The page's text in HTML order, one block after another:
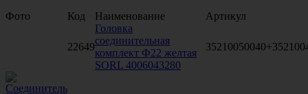
Фото Код Наименование Артикул
22649
Головка
соединительная
комплект Ф22 желтая
SORL 4006043280